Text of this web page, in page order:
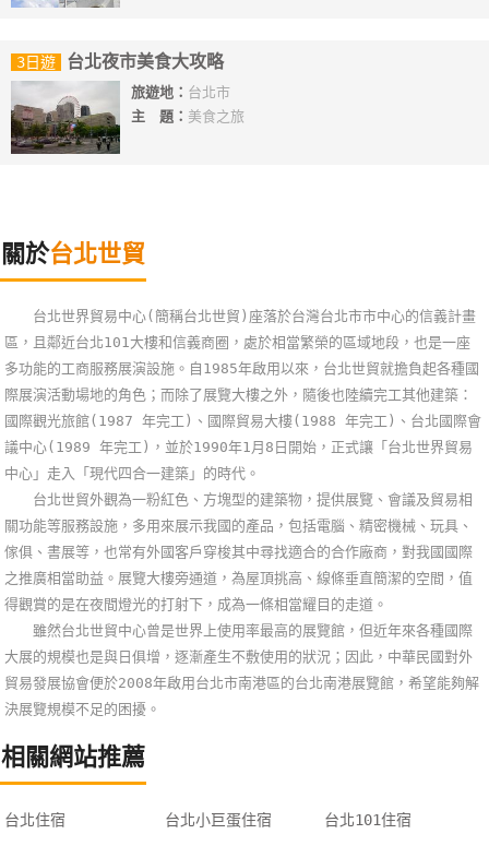
3日遊 台北夜市美食大攻略
旅遊地： 台北市
主 題： 美食之旅
關於台北世貿
台北世界貿易中心(簡稱台北世貿)座落於台灣台北市市中心的信義計畫
區，且鄰近台北101大樓和信義商圈，處於相當繁榮的區域地段，也是一座
多功能的工商服務展演設施。自1985年啟用以來，台北世貿就擔負起各種國
際展演活動場地的角色；而除了展覽大樓之外，隨後也陸續完工其他建築：
國際觀光旅館(1987 年完工)、國際貿易大樓(1988 年完工)、台北國際會
議中心(1989 年完工)，並於1990年1月8日開始，正式讓「台北世界貿易
中心」走入「現代四合一建築」的時代。
台北世貿外觀為一粉紅色、方塊型的建築物，提供展覽、會議及貿易相
關功能等服務設施，多用來展示我國的產品，包括電腦、精密機械、玩具、
傢俱、書展等，也常有外國客戶穿梭其中尋找適合的合作廠商，對我國國際
之推廣相當助益。展覽大樓旁通道，為屋頂挑高、線條垂直簡潔的空間，值
得觀賞的是在夜間燈光的打射下，成為一條相當耀目的走道。
雖然台北世貿中心曾是世界上使用率最高的展覽館，但近年來各種國際
大展的規模也是與日俱增，逐漸產生不敷使用的狀況；因此，中華民國對外
貿易發展協會便於2008年啟用台北市南港區的台北南港展覽館，希望能夠解
決展覽規模不足的困擾。
相關網站推薦
台北住宿 台北小巨蛋住宿 台北101住宿